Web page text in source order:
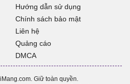
Hướng dẫn sử dụng
Chính sách bảo mật
Liên hệ
Quảng cáo
DMCA
Giữ toàn quyền.